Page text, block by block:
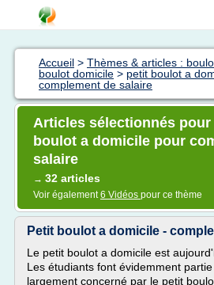
Accueil > Thèmes & articles :
boulot domicile > petit boulot a
complement de salaire
Articles sélectionnés
boulot a domicile pour
salaire
→ 32 articles
Voir également6 Vidéos pour ce thème
Petit boulot a domicile -
Le petit boulot a domicile est
Les étudiants font évidemment
largement concerné par le petit